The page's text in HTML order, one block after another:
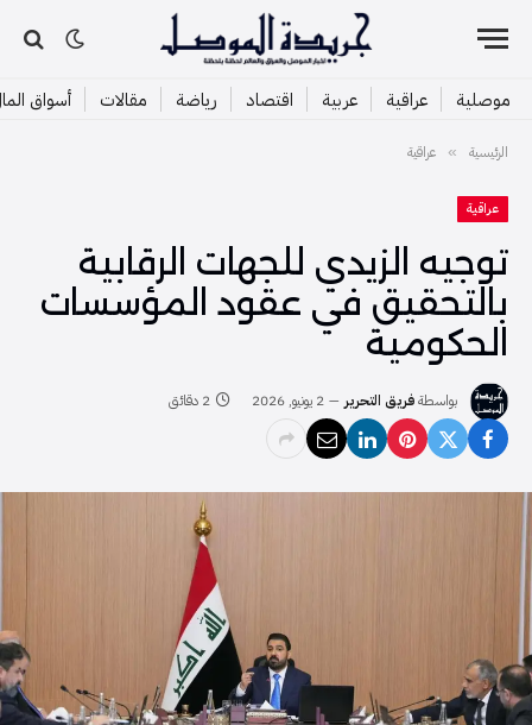
موصلية عراقية عربية اقتصاد رياضة مقالات أسواق
الرئيسية » عراقية
عراقية
توجيه الزيدي للجهات الرقابية
بالتحقيق في عقود المؤسسات
الحكومية
بواسطةفريق التحرير 2 يونيو, 2026 2 دقائق